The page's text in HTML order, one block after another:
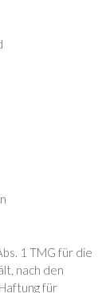
1 TMG für die
nach den
für